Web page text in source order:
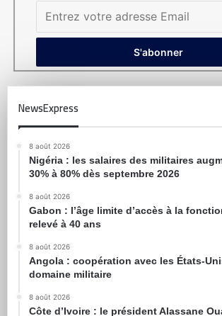
NewsExpress
8 août 2026
Nigéria : les salaires des militaires
30% à 80% dès septembre 2026
8 août 2026
Gabon : l’âge limite d’accès à la
relevé à 40 ans
8 août 2026
Angola : coopération avec les États-
domaine militaire
8 août 2026
Côte d’Ivoire : le président Alassane